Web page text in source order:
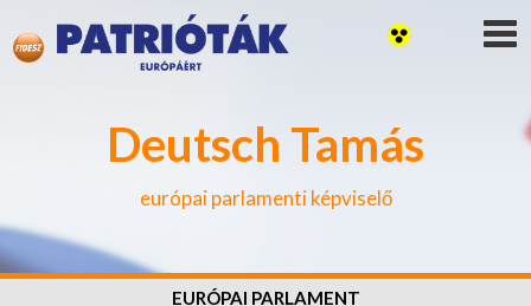
Deutsch Tamás
európai parlamenti képviselő
EURÓPAI PARLAMENT